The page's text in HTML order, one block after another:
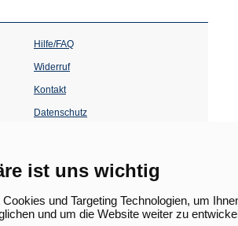
ist uns wichtig
und Targeting Technologien, um
und um die Website weiter zu
Tab)
Hilfe/FAQ
Widerruf
Kontakt
Datenschutz
einem
neuen